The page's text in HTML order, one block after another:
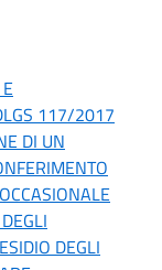
117/2017
DI UN
DEGLI